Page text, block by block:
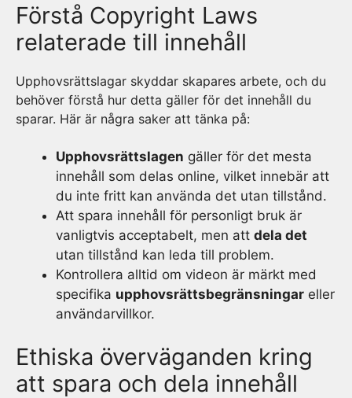
Förstå Copyright Laws
relaterade till innehåll
Upphovsrättslagar skyddar skapares arbete, och du
behöver förstå hur detta gäller för det innehåll du
sparar. Här är några saker att tänka på:
Upphovsrättslagen gäller för det mesta
innehåll som delas online, vilket innebär att
du inte fritt kan använda det utan tillstånd.
Att spara innehåll för personligt bruk är
vanligtvis acceptabelt, men att dela det
utan tillstånd kan leda till problem.
Kontrollera alltid om videon är märkt med
specifika upphovsrättsbegränsningar eller
användarvillkor.
Ethiska överväganden kring
att spara och dela innehåll